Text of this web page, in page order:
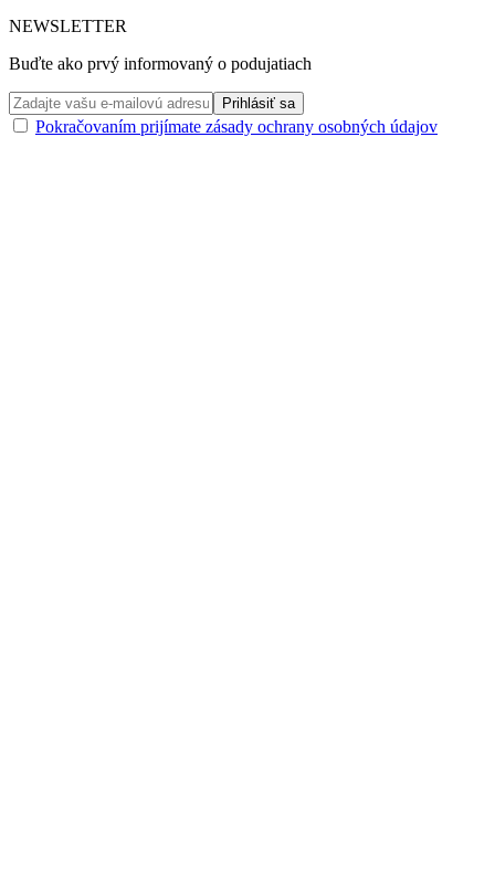
NEWSLETTER
Buďte ako prvý informovaný o podujatiach
Pokračovaním prijímate zásady ochrany osobných údajov